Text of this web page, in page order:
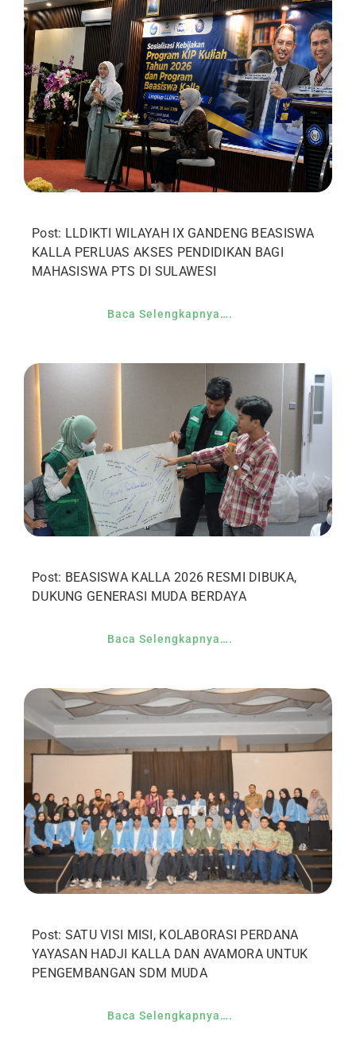
Post: LLDIKTI WILAYAH IX GANDENG BEASISWA
KALLA PERLUAS AKSES PENDIDIKAN BAGI
MAHASISWA PTS DI SULAWESI
Baca Selengkapnya….
Post: BEASISWA KALLA 2026 RESMI DIBUKA,
DUKUNG GENERASI MUDA BERDAYA
Baca Selengkapnya….
Post: SATU VISI MISI, KOLABORASI PERDANA
YAYASAN HADJI KALLA DAN AVAMORA UNTUK
PENGEMBANGAN SDM MUDA
Baca Selengkapnya….